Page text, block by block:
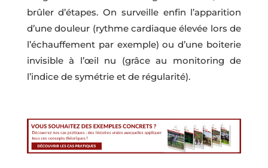
brûler d’étapes. On surveille enfin l’apparition
d’une douleur (rythme cardiaque élevée lors de
l’échauffement par exemple) ou d’une boiterie
invisible à l’œil nu (grâce au monitoring de
l’indice de symétrie et de régularité).